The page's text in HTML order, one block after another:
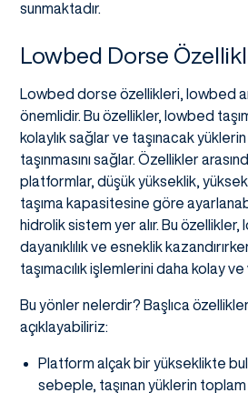
sunmaktadır.
Lowbed Dorse
Lowbed dorse özellikleri, lowbed
önemlidir. Bu özellikler, lowbed
kolaylık sağlar ve taşınacak
taşınmasını sağlar. Özellikler
platformlar, düşük yükseklik,
taşıma kapasitesine göre
hidrolik sistem yer alır. Bu özellikler,
dayanıklılık ve esneklik
taşımacılık işlemlerini daha kolay
Bu yönler nelerdir? Başlıca
açıklayabiliriz:
Platform alçak bir yükseklikte
sebeple, taşınan yüklerin toplam